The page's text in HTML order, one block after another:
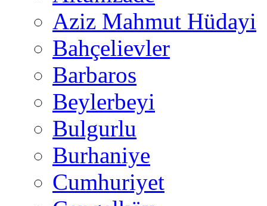
Aziz Mahmut Hüdayi
Bahçelievler
Barbaros
Beylerbeyi
Bulgurlu
Burhaniye
Cumhuriyet